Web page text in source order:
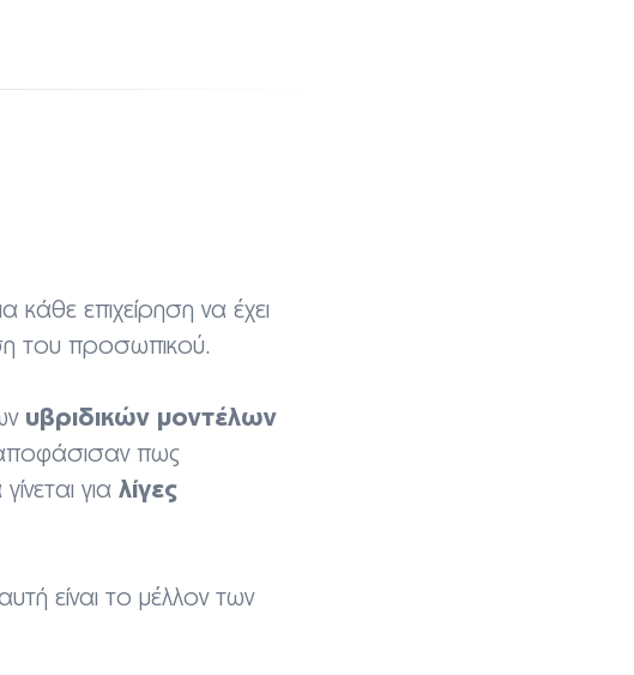
κάθε επιχείρηση να έχει
του προσωπικού.
υβριδικών μοντέλων
αποφάσισαν πως
για λίγες
αυτή είναι το μέλλον των